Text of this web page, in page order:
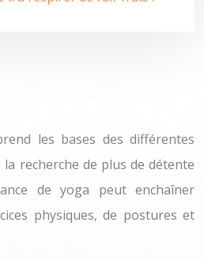
les bases des différentes
recherche de plus de détente
de yoga peut enchaîner
physiques, de postures et